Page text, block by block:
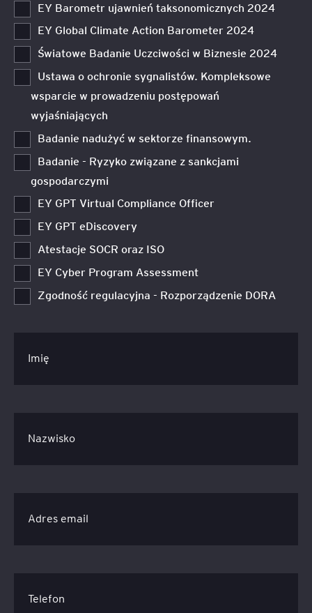
EY Barometr ujawnień taksonomicznych 2024
EY Global Climate Action Barometer 2024
Światowe Badanie Uczciwości w Biznesie 2024
Ustawa o ochronie sygnalistów. Kompleksowe
wsparcie w prowadzeniu postępowań
wyjaśniających
Badanie nadużyć w sektorze finansowym.
Badanie - Ryzyko związane z sankcjami
gospodarczymi
EY GPT Virtual Compliance Officer
EY GPT eDiscovery
Atestacje SOCR oraz ISO
EY Cyber Program Assessment
Zgodność regulacyjna - Rozporządzenie DORA
Imię
Nazwisko
Adres email
Telefon